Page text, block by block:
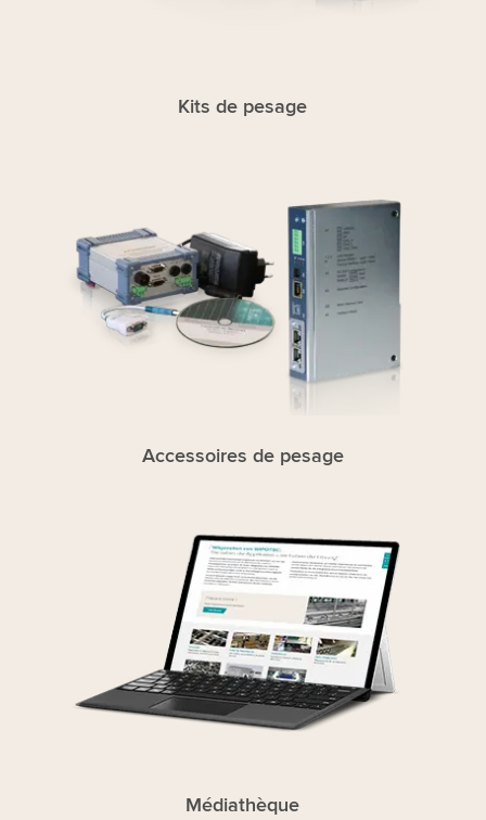
Kits de pesage
Accessoires de pesage
Médiathèque